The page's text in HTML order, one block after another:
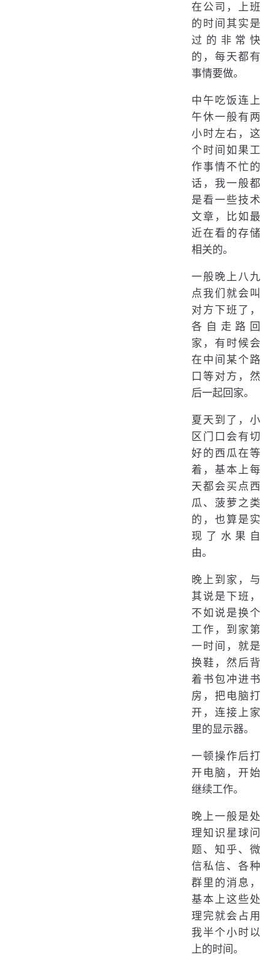
在公司，上班
的时间其实是
过的非常快
的，每天都有
事情要做。
中午吃饭连上
午休一般有两
小时左右，这
个时间如果工
作事情不忙的
话，我一般都
是看一些技术
文章，比如最
近在看的存储
相关的。
一般晚上八九
点我们就会叫
对方下班了，
各自走路回
家，有时候会
在中间某个路
口等对方，然
后一起回家。
夏天到了，小
区门口会有切
好的西瓜在等
着，基本上每
天都会买点西
瓜、菠萝之类
的，也算是实
现了水果自
由。
晚上到家，与
其说是下班，
不如说是换个
工作，到家第
一时间，就是
换鞋，然后背
着书包冲进书
房，把电脑打
开，连接上家
里的显示器。
一顿操作后打
开电脑，开始
继续工作。
晚上一般是处
理知识星球问
题、知乎、微
信私信、各种
群里的消息，
基本上这些处
理完就会占用
我半个小时以
上的时间。